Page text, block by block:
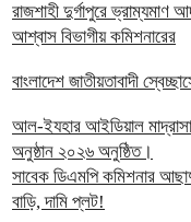
রাজশাহী দুর্গাপুরে ভ্রাম্যমাণ
আশ্বাস বিভাগীয় কমিশনারের
বাংলাদেশ জাতীয়তাবাদী
আল-ইযহার আইডিয়াল
অনুষ্ঠান ২০২৬ অনুষ্ঠিত।
সাবেক ডিএমপি কমিশনার
বাড়ি, দামি প্লট!